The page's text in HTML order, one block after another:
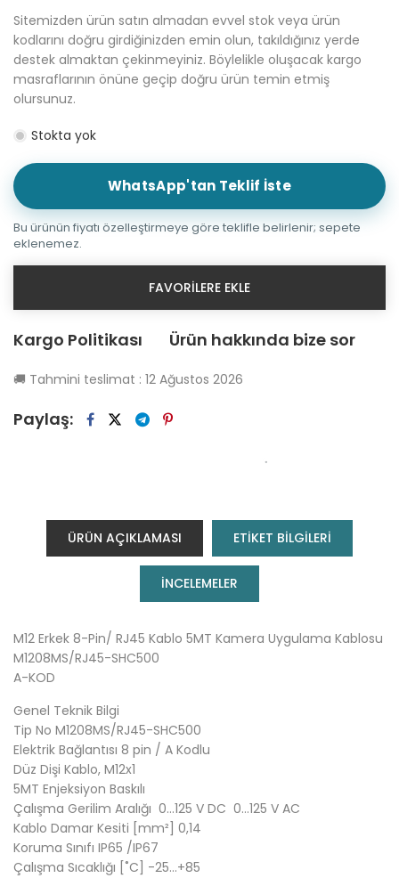
Sitemizden ürün satın almadan evvel stok veya ürün
kodlarını doğru girdiğinizden emin olun, takıldığınız yerde
destek almaktan çekinmeyiniz. Böylelikle oluşacak kargo
masraflarının önüne geçip doğru ürün temin etmiş
olursunuz.
Stokta yok
WhatsApp'tan Teklif İste
Bu ürünün fiyatı özelleştirmeye göre teklifle belirlenir; sepete
eklenemez.
FAVORILERE EKLE
Kargo Politikası Ürün hakkında bize sor
🚚 Tahmini teslimat : 12 Ağustos 2026
Paylaş:
ÜRÜN AÇIKLAMASI ETİKET BİLGİLERİ
INCELEMELER
M12 Erkek 8-Pin/ RJ45 Kablo 5MT Kamera Uygulama Kablosu
M1208MS/RJ45-SHC500
A-KOD
Genel Teknik Bilgi
Tip No M1208MS/RJ45-SHC500
Elektrik Bağlantısı 8 pin / A Kodlu
Düz Dişi Kablo, M12x1
5MT Enjeksiyon Baskılı
Çalışma Gerilim Aralığı 0…125 V DC 0…125 V AC
Kablo Damar Kesiti [mm²] 0,14
Koruma Sınıfı IP65 /IP67
Çalışma Sıcaklığı [˚C] -25…+85